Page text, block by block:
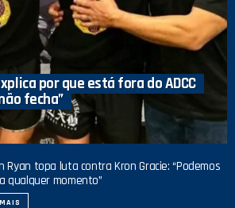
por que está fora do ADCC
fecha”
Ryan topa luta contra Kron Gracie: “Podemos
qualquer momento”